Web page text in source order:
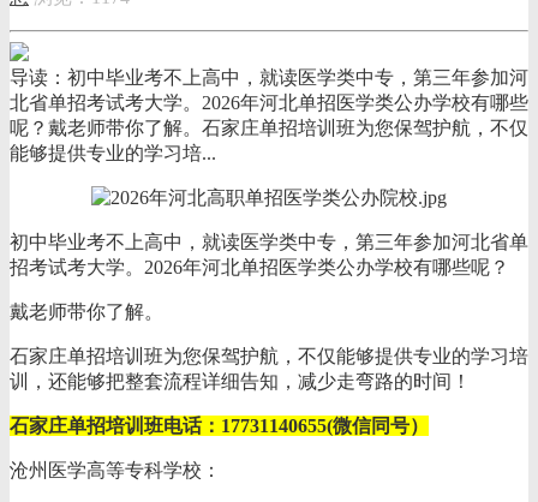
导读：初中毕业考不上高中，就读医学类中专，第三年参加河
北省单招考试考大学。2026年河北单招医学类公办学校有哪些
呢？戴老师带你了解。石家庄单招培训班为您保驾护航，不仅
能够提供专业的学习培...
初中毕业考不上高中，就读医学类中专，第三年参加河北省单
招考试考大学。2026年河北单招医学类公办学校有哪些呢？
戴老师带你了解。
石家庄单招培训班为您保驾护航，不仅能够提供专业的学习培
训，还能够把整套流程详细告知，减少走弯路的时间！
石家庄单招培训班电话：17731140655(微信同号）
沧州医学高等专科学校‌：